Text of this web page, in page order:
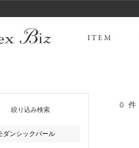
ITEM
絞り込み検索 0 件